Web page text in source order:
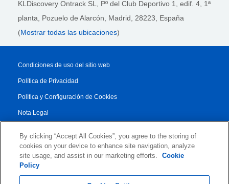
KLDiscovery Ontrack SL, Pº del Club Deportivo 1, edif. 4, 1ª
planta, Pozuelo de Alarcón, Madrid, 28223 , España
(Mostrar todas las ubicaciones)
Condiciones de uso del sitio web
Política de Privacidad
Política y Configuración de Cookies
Nota Legal
Condiciones Generales
Authorised Partner Agreement
By clicking “Accept All Cookies”, you agree to the storing of
cookies on your device to enhance site navigation, analyze
site usage, and assist in our marketing efforts.
Cookie
Policy